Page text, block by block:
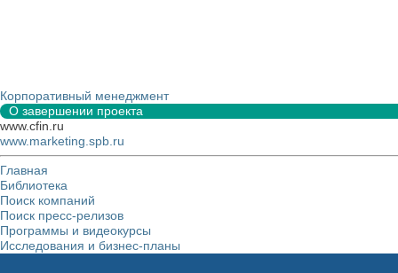
Корпоративный менеджмент
О завершении проекта
www.cfin.ru
www.marketing.spb.ru
Главная
Библиотека
Поиск компаний
Поиск пресс-релизов
Программы и видеокурсы
Исследования и бизнес-планы